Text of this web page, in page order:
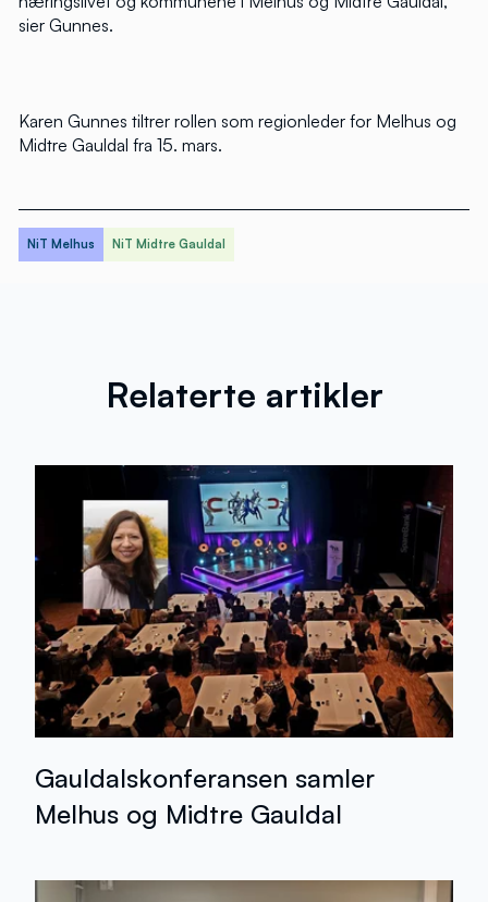
sier Gunnes.
Karen Gunnes tiltrer rollen som regionleder for Melhus og
Midtre Gauldal fra 15. mars.
NiT Melhus NiT Midtre Gauldal
Relaterte artikler
Gauldalskonferansen samler
Melhus og Midtre Gauldal